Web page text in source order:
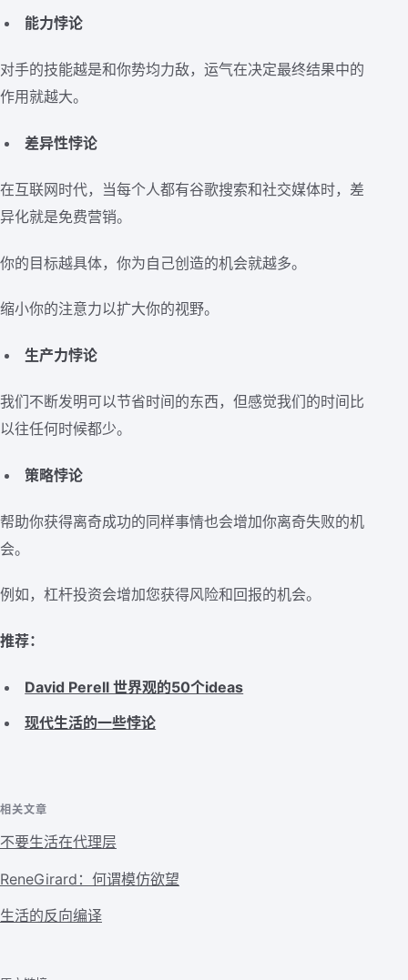
能力悖论
对手的技能越是和你势均力敌，运气在决定最终结果中的
作用就越大。
差异性悖论
在互联网时代，当每个人都有谷歌搜索和社交媒体时，差
异化就是免费营销。
你的目标越具体，你为自己创造的机会就越多。
缩小你的注意力以扩大你的视野。
生产力悖论
我们不断发明可以节省时间的东西，但感觉我们的时间比
以往任何时候都少。
策略悖论
帮助你获得离奇成功的同样事情也会增加你离奇失败的机
会。
例如，杠杆投资会增加您获得风险和回报的机会。
推荐：
David Perell 世界观的50个ideas
现代生活的一些悖论
相关文章
不要生活在代理层
ReneGirard：何谓模仿欲望
生活的反向编译